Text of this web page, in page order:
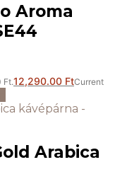
Aroma
Ft.12,290.00 FtCurrent
Arabica